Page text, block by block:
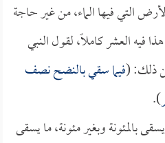
التي فيها الماء، من غير حاجة
فيه العشر كاملاً، لقول النبي
ذلك: (فيما سقي بالنضح نصف
).
بالمئونة وبغير مئونة، ما يسقى